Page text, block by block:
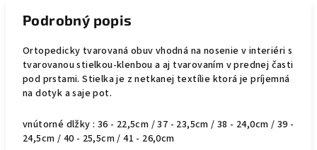
Podrobný popis
Ortopedicky tvarovaná obuv vhodná na nosenie v interiéri s
tvarovanou stielkou-klenbou a aj tvarovaním v prednej časti
pod prstami. Stielka je z netkanej textílie ktorá je príjemná
na dotyk a saje pot.
vnútorné dlžky : 36 - 22,5cm / 37 - 23,5cm / 38 - 24,0cm / 39 -
24,5cm / 40 - 25,5cm / 41 - 26,0cm